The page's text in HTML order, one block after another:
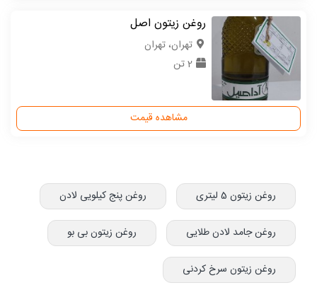
روغن زیتون اصل
تهران، تهران
2 تن
مشاهده قیمت
روغن زیتون 5 لیتری روغن پنج کیلویی لادن
روغن جامد لادن طلایی روغن زیتون بی بو
روغن زیتون سرخ کردنی